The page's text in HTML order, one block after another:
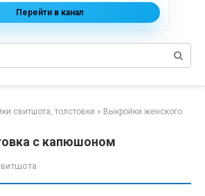
Перейти в канал
свитшота, толстовки » Выкройки женского
с капюшоном